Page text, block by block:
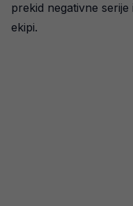
prekid negativne
ekipi.